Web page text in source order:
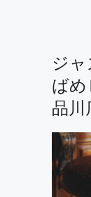
ジ
ばめ
品川